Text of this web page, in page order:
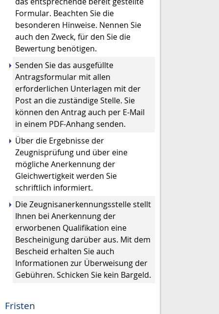
Formular. Beachten Sie die
besonderen Hinweise. Nennen Sie
auch den Zweck, für den Sie die
Bewertung benötigen.
Senden Sie das ausgefüllte
Antragsformular mit allen
erforderlichen Unterlagen mit der
Post an die zuständige Stelle. Sie
können den Antrag auch per E-Mail
in einem PDF-Anhang senden.
Über die Ergebnisse der
Zeugnisprüfung und über eine
mögliche Anerkennung der
Gleichwertigkeit werden Sie
schriftlich informiert.
Die Zeugnisanerkennungsstelle stellt
Ihnen bei Anerkennung der
erworbenen Qualifikation eine
Bescheinigung darüber aus. Mit dem
Bescheid erhalten Sie auch
Informationen zur Überweisung der
Gebühren. Schicken Sie kein Bargeld.
Fristen